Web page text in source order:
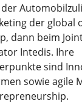
der global
dann beim
Intedis. Ihre
sind
sowie agile